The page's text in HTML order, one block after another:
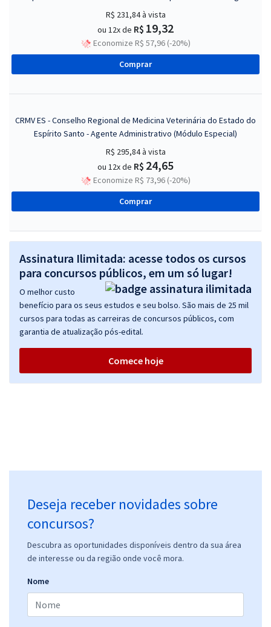
R$ 231,84à vista
ou 12x de R$ 19,32
Economize R$ 57,96 (-20%)
Comprar
CRMV ES - Conselho Regional de Medicina Veterinária do Estado do
Espírito Santo - Agente Administrativo (Módulo Especial)
R$ 295,84à vista
ou 12x de R$ 24,65
Economize R$ 73,96 (-20%)
Comprar
Assinatura Ilimitada: acesse todos os cursos
para concursos públicos, em um só lugar!
O melhor custo
benefício para os seus estudos e seu bolso. São mais de 25 mil
cursos para todas as carreiras de concursos públicos, com
garantia de atualização pós-edital.
Comece hoje
Deseja receber novidades sobre
concursos?
Descubra as oportunidades disponíveis dentro da sua área
de interesse ou da região onde você mora.
Nome